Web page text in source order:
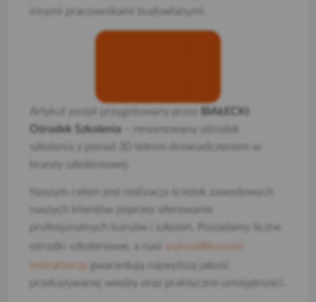
innymi pracownikami budowlanymi.
Artykuł został przygotowany przez
BIAŁECKI
Ośrodek Szkolenia – renomowany ośrodek
szkolenia z ponad 30-letnim doświadczeniem w
branży szkoleniowej.
Naszym celem jest realizacja ścieżek zawodowych
naszych klientów poprzez oferowanie
profesjonalnych kursów i szkoleń. Posiadamy liczne
ośrodki szkoleniowe, a nasi
wykwalifikowani
instruktorzy
gwarantują najwyższą jakość
przekazywanej wiedzy oraz praktyczne umiejętności.